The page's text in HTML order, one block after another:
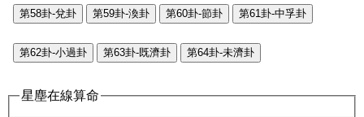
第58卦-兌卦 第59卦-渙卦 第60卦-節卦 第61卦-中孚卦
第62卦-小過卦 第63卦-既濟卦 第64卦-未濟卦
星塵在線算命